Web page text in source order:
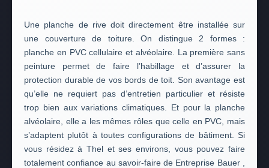
Une planche de rive doit directement être installée sur
une couverture de toiture. On distingue 2 formes :
planche en PVC cellulaire et alvéolaire. La première sans
peinture permet de faire l’habillage et d’assurer la
protection durable de vos bords de toit. Son avantage est
qu’elle ne requiert pas d’entretien particulier et résiste
trop bien aux variations climatiques. Et pour la planche
alvéolaire, elle a les mêmes rôles que celle en PVC, mais
s’adaptent plutôt à toutes configurations de bâtiment. Si
vous résidez à Thel et ses environs, vous pouvez faire
totalement confiance au savoir-faire de Entreprise Bauer ,